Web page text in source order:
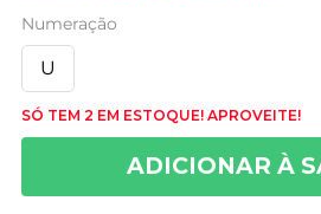
Numeração
U
SÓ TEM 2 EM ESTOQUE! APROVEITE!